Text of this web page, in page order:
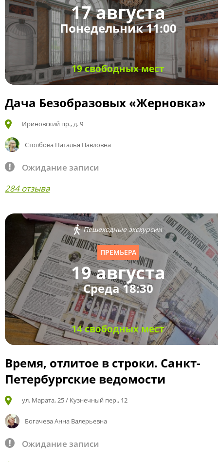
17 августа
Понедельник 11:00
19 свободных мест
Дача Безобразовых «Жерновка»
Ириновский пр., д. 9
Столбова Наталья Павловна
Ожидание записи
284 отзыва
Пешеходные экскурсии
ПРЕМЬЕРА
19 августа
Среда 18:30
14 свободных мест
Время, отлитое в строки. Санкт-
Петербургские ведомости
ул. Марата, 25 / Кузнечный пер., 12
Богачева Анна Валерьевна
Ожидание записи